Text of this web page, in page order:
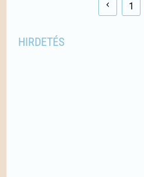
1
HIRDETÉS